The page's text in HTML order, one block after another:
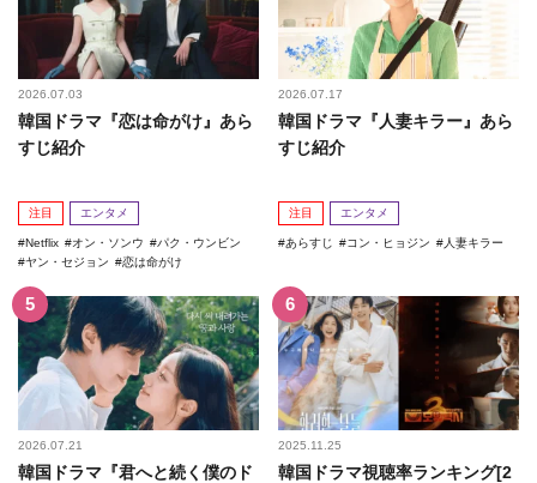
2026.07.03
韓国ドラマ『恋は命がけ』あら
すじ紹介
注目 エンタメ
Netflix オン・ソンウ
パク・ウンビン
ヤン・セジョン
恋は命がけ
2026.07.17
韓国ドラマ『人妻キラー』あら
すじ紹介
注目 エンタメ
あらすじ コン・ヒョジン 人妻キラー
2026.07.21
韓国ドラマ『君へと続く僕のド
2025.11.25
韓国ドラマ視聴率ランキング[2